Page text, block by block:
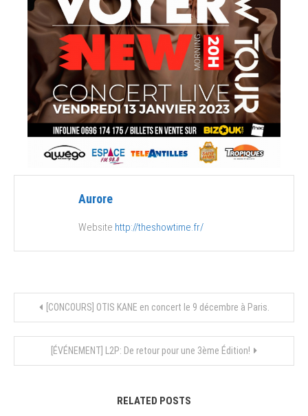
Aurore
Website http://theshowtime.fr/
Navigation
de
l’article
[CONCOURS] OTIS KANE en concert le 9 décembre à Paris.
[ÉVÉNEMENT] L2P: De retour pour une 3ème Édition!
RELATED POSTS